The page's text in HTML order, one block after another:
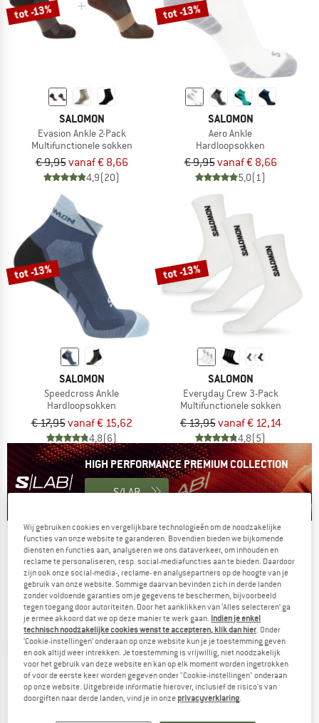
tot -13%
SALOMON
Evasion Ankle 2-Pack
Multifunctionele sokken
€ 9,95vanaf € 8,66
4,9(20)
tot -13%
SALOMON
Aero Ankle
Hardloopsokken
€ 9,95vanaf € 8,66
5,0(1)
tot -13%
SALOMON
Speedcross Ankle
Hardloopsokken
€ 17,95vanaf € 15,62
4,8(6)
tot -13%
SALOMON
Everyday Crew 3-Pack
Multifunctionele sokken
€ 13,95vanaf € 12,14
4,8(5)
Zur Salomon High Performance Premium Kollektion
HIGH PERFORMANCE PREMIUM COLLECTION
S/LAB
Wij gebruiken cookies en vergelijkbare technologieën om de noodzakelijke
functies van onze website te garanderen. Bovendien bieden we bijkomende
diensten en functies aan, analyseren we ons dataverkeer, om inhouden en
reclame te personaliseren, resp. social-mediafuncties aan te bieden. Daardoor
zijn ook onze social-media-, reclame- en analysepartners op de hoogte van je
gebruik van onze website. Sommige daarvan bevinden zich in derde landen
zonder voldoende garanties om je gegevens te beschermen, bijvoorbeeld
tegen toegang door autoriteiten. Door het aanklikken van ‘Alles selecteren’ ga
je ermee akkoord dat we op deze manier te werk gaan. Indien je enkel
technisch noodzakelijke cookies wenst te accepteren, klik dan hier. Onder
‘Cookie-instellingen’ onderaan op onze website kun je je toestemming geven
en ook altijd weer intrekken. Je toestemming is vrijwillig, niet noodzakelijk
voor het gebruik van deze website en kan op elk moment worden ingetrokken
of voor de eerste keer worden gegeven onder "Cookie-instellingen" onderaan
op onze website. Uitgebreide informatie hierover, inclusief de risico's van
doorgiften naar derde landen, vind je in onze privacyverklaring.